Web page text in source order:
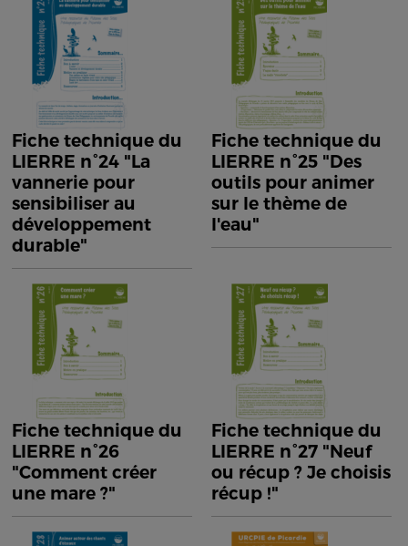
Fiche technique du
LIERRE n°24 "La
vannerie pour
sensibiliser au
développement
durable"
Fiche technique du
LIERRE n°25 "Des
outils pour animer
sur le thème de
l'eau"
Fiche technique du
LIERRE n°26
"Comment créer
une mare ?"
Fiche technique du
LIERRE n°27 "Neuf
ou récup ? Je choisis
récup !"